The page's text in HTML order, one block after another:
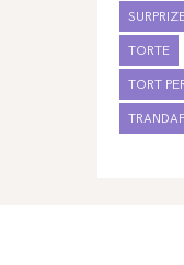
TORTE
TORT